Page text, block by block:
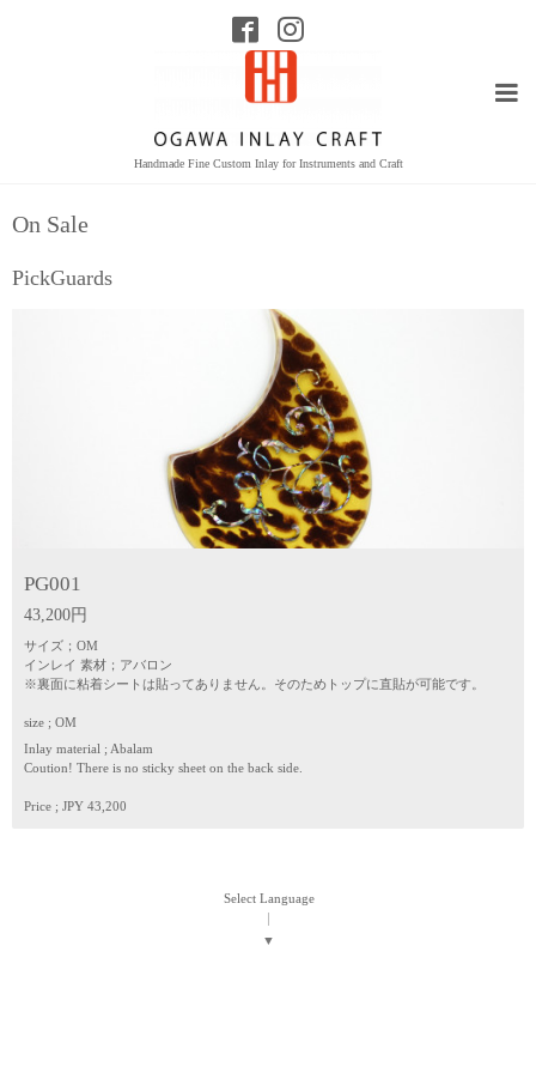
Handmade Fine Custom Inlay for Instruments and Craft
On Sale
PickGuards
PG001
43,200円
サイズ；OM
インレイ 素材；アバロン
※裏面に粘着シートは貼ってありません。そのためトップに直貼が可能です。
size ; OM
Inlay material ; Abalam
Coution! There is no sticky sheet on the back side.
Price ; JPY 43,200
Select Language
▼